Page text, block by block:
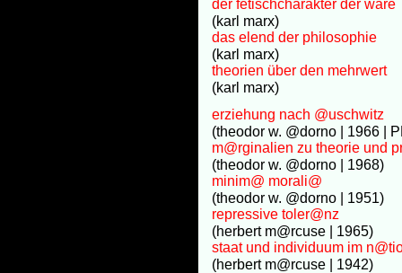
der fetischcharakter der ware
(karl marx)
das elend der philosophie
(karl marx)
theorien über den mehrwert
(karl marx)
erziehung nach @uschwitz
(theodor w. @dorno | 1966 |
m@rginalien zu theorie und
(theodor w. @dorno | 1968)
minim@ morali@
(theodor w. @dorno | 1951)
repressive toler@nz
(herbert m@rcuse | 1965)
staat und individuum im
(herbert m@rcuse | 1942)